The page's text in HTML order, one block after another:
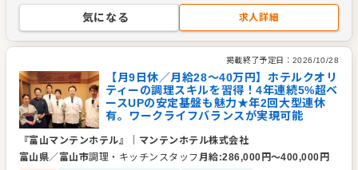
気になる 求人詳細
掲載終了予定日： 2026/10/28
【月9日休／月給28～40万円】ホテルクオリ
ティーの調理スキルを習得！4年連続5%超ベ
ースUPの安定基盤も魅力★年2回大型連休
有。ワークライフバランスが実現可能
『富山マンテンホテル』
マンテンホテル株式会社
富山県／富山市調理・キッチンスタッフ月給:286,000 円〜400,000 円